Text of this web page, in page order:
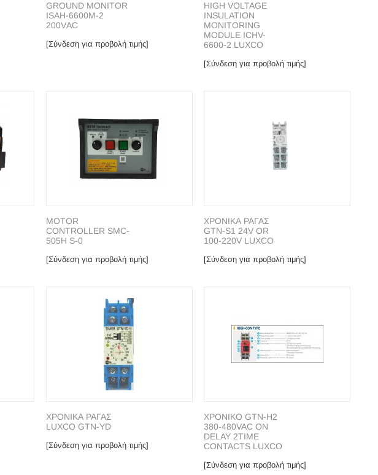
GRΟUΝD ΜΟΝΙΤΟR
ISAH-6600M-2
200VΑC
[Σύνδεση για προβολή τιμής]
HIGH VOLTAGE
INSULATION
MONITORING
MODULE ICHV-
6600-2 LUXCO
[Σύνδεση για προβολή τιμής]
MOTOR
CONTROLLER SMC-
505H S-0
[Σύνδεση για προβολή τιμής]
ΧΡΟΝΙΚΑ ΡΑΓΑΣ
GTN-S1 24V OR
100-220V LUXCO
[Σύνδεση για προβολή τιμής]
ΧΡΟΝΙΚΑ ΡΑΓΑΣ
LUXCO GTN-YD
[Σύνδεση για προβολή τιμής]
ΧΡΟΝΙΚΟ GTN-H2
380-480VAC ON
DELAY 2TIME
CONTACTS LUXCO
[Σύνδεση για προβολή τιμής]